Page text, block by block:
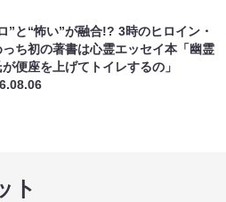
”と“怖い”が融合!? 3時のヒロイン・
っち初の著書は心霊エッセイ本「幽霊
便座を上げてトイレするの」
ト